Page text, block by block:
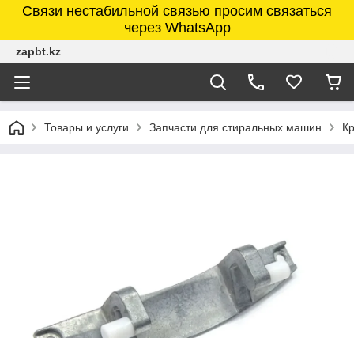
Связи нестабильной связью просим связаться
через WhatsApp
zapbt.kz
Товары и услуги Запчасти для стиральных машин